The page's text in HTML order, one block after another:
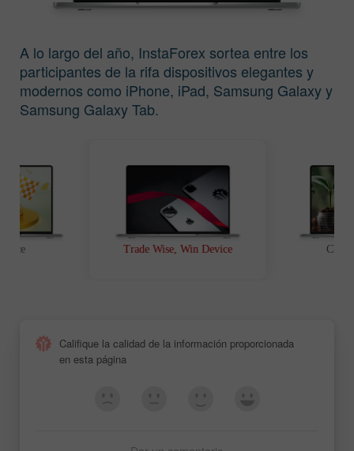
A lo largo del año, InstaForex sortea entre los
participantes de la rifa dispositivos elegantes y
modernos como iPhone, iPad, Samsung Galaxy y
Samsung Galaxy Tab.
Race Trade Wise, Win Device
Califique la calidad de la información proporcionada
en esta página